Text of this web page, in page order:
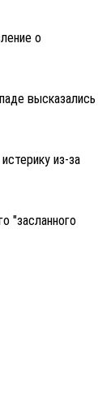
о
высказались
из-за
"засланного